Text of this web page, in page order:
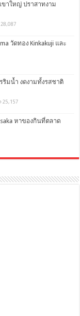
ขาใหญ่ ปราสาทงาม
28,087
วัดทอง Kinkakuji และ
ริมน้ำ งดงามทั้งรสชาติ
25,157
หาของกินที่ตลาด